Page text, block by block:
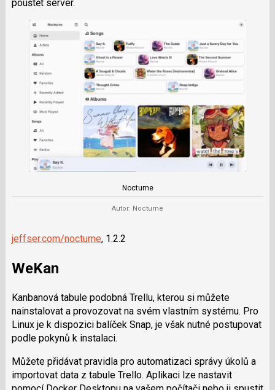
pouštět server.
Nocturne
Autor: Nocturne
jeffser.com/nocturne, 1.2.2
WeKan
Kanbanová tabule podobná Trellu, kterou si můžete
nainstalovat a provozovat na svém vlastním systému. Pro
Linux je k dispozici balíček Snap, je však nutné postupovat
podle pokynů k instalaci.
Můžete přidávat pravidla pro automatizaci správy úkolů a
importovat data z tabule Trello. Aplikaci lze nastavit